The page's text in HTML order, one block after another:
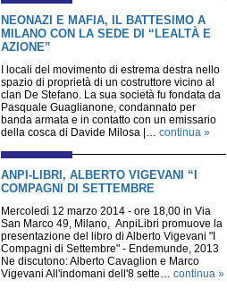
NEONAZI E MAFIA, IL BATTESIMO A
MILANO CON LA SEDE DI “LEALTÀ E
AZIONE”
I locali del movimento di estrema destra nello
spazio di proprietà di un costruttore vicino al
clan De Stefano. La sua società fu fondata da
Pasquale Guaglianone, condannato per
banda armata e in contatto con un emissario
della cosca di Davide Milosa |… continua »
ANPI-LIBRI, ALBERTO VIGEVANI “I
COMPAGNI DI SETTEMBRE
Mercoledì 12 marzo 2014 - ore 18,00 in Via
San Marco 49, Milano, AnpiLibri promuove la
presentazione del libro di Alberto Vigevani "I
Compagni di Settembre" - Endemunde, 2013
Ne discutono: Alberto Cavaglion e Marco
Vigevani All'indomani dell'8 sette… continua »